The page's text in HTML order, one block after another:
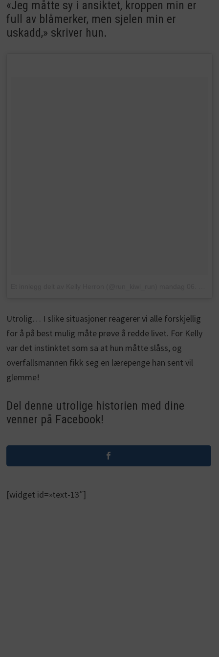
«Jeg måtte sy i ansiktet, kroppen min er
full av blåmerker, men sjelen min er
uskadd,» skriver hun.
Utrolig… I slike situasjoner reagerer vi alle forskjellig
for å på best mulig måte prøve å redde livet. For Kelly
var det instinktet som sa at hun måtte slåss, og
overfallsmannen fikk seg en lærepenge han sent vil
glemme!
Del denne utrolige historien med dine
venner på Facebook!
[widget id=»text-13″]